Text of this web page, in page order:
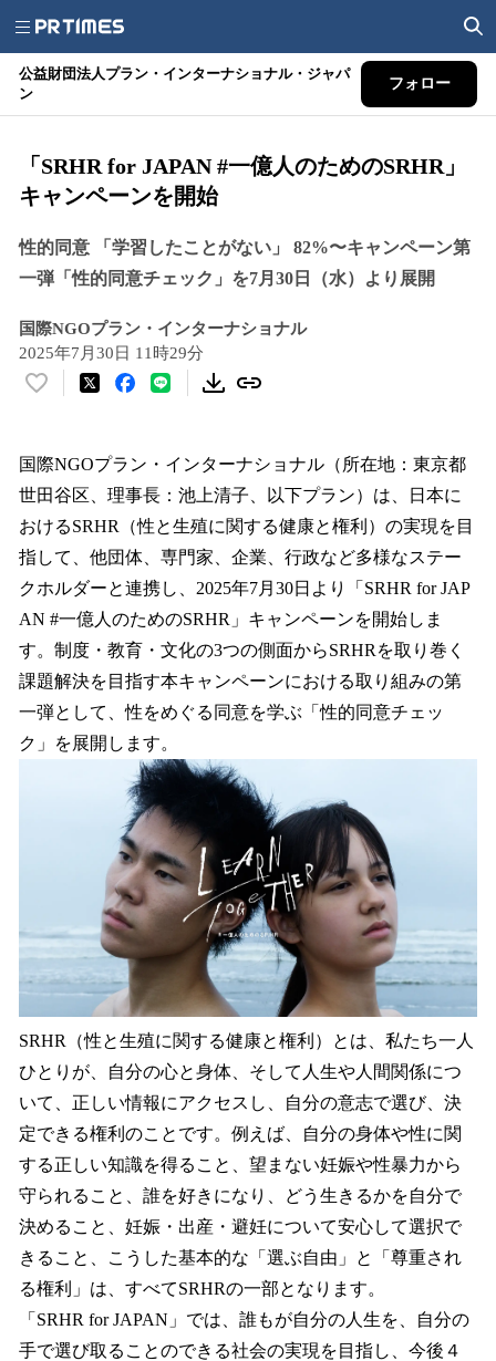
公益財団法人プラン・インターナショナル・ジャパ
ン
フォロー
「SRHR for JAPAN #一億人のためのSRHR」
キャンペーンを開始
性的同意 「学習したことがない」 82%〜キャンペーン第
一弾「性的同意チェック」を7月30日（水）より展開
国際NGOプラン・インターナショナル
2025年7月30日 11時29分
い
！
数
を
読
み
込
み
中
す
国際NGOプラン・インターナショナル（所在地：東京都
世田谷区、理事長：池上清子、以下プラン）は、日本に
おけるSRHR（性と生殖に関する健康と権利）の実現を目
指して、他団体、専門家、企業、行政など多様なステー
クホルダーと連携し、2025年7月30日より「SRHR for JAP
AN #一億人のためのSRHR」キャンペーンを開始しま
す。制度・教育・文化の3つの側面からSRHRを取り巻く
課題解決を目指す本キャンペーンにおける取り組みの第
一弾として、性をめぐる同意を学ぶ「性的同意チェッ
ク」を展開します。
SRHR（性と生殖に関する健康と権利）とは、私たち一人
ひとりが、自分の心と身体、そして人生や人間関係につ
いて、正しい情報にアクセスし、自分の意志で選び、決
定できる権利のことです。例えば、自分の身体や性に関
する正しい知識を得ること、望まない妊娠や性暴力から
守られること、誰を好きになり、どう生きるかを自分で
決めること、妊娠・出産・避妊について安心して選択で
きること、こうした基本的な「選ぶ自由」と「尊重され
る権利」は、すべてSRHRの一部となります。
「SRHR for JAPAN」では、誰もが自分の人生を、自分の
手で選び取ることのできる社会の実現を目指し、今後４